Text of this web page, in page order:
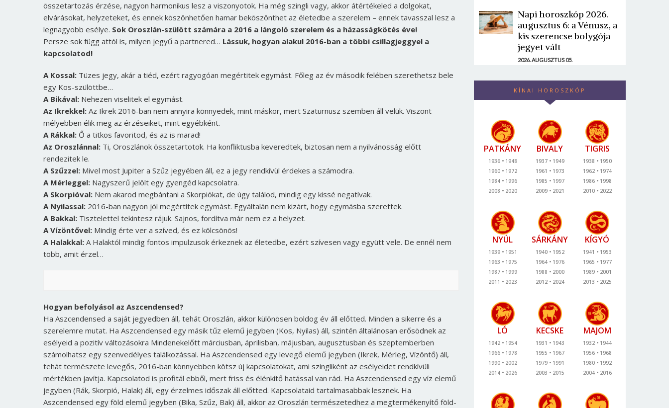
összetartozás érzése, nagyon harmonikus lesz a viszonyotok. Ha még szingli vagy, akkor átértékeled a dolgokat,
elvárásokat, helyzeteket, és ennek köszönhetően hamar beköszönthet az életedbe a szerelem – ennek tavasszal lesz a
legnagyobb esélye. Sok Oroszlán-szülött számára a 2016 a lángoló szerelem és a házasságkötés éve!
Persze sok függ attól is, milyen jegyű a partnered… Lássuk, hogyan alakul 2016-ban a többi csillagjeggyel a
kapcsolatod!
A Kossal: Tüzes jegy, akár a tiéd, ezért ragyogóan megértitek egymást. Főleg az év második felében szerethetsz bele
egy Kos-szülöttbe…
A Bikával: Nehezen viselitek el egymást.
Az Ikrekkel: Az Ikrek 2016-ban nem annyira könnyedek, mint máskor, mert Szaturnusz szemben áll velük. Viszont
mélyebben élik meg az érzéseiket, mint egyébként.
A Rákkal: Ő a titkos favoritod, és az is marad!
Az Oroszlánnal: Ti, Oroszlánok összetartotok. Ha konfliktusba keveredtek, biztosan nem a nyilvánosság előtt
rendezitek le.
A Szűzzel: Mivel most Jupiter a Szűz jegyében áll, ez a jegy rendkívül érdekes a számodra.
A Mérleggel: Nagyszerű jelölt egy gyengéd kapcsolatra.
A Skorpióval: Nem akarod megbántani a Skorpiókat, de úgy találod, mindig egy kissé negatívak.
A Nyilassal: 2016-ban nagyon jól megértitek egymást. Egyáltalán nem kizárt, hogy egymásba szerettek.
A Bakkal: Tisztelettel tekintesz rájuk. Sajnos, fordítva már nem ez a helyzet.
A Vízöntővel: Mindig érte ver a szíved, és ez kölcsönös!
A Halakkal: A Halaktól mindig fontos impulzusok érkeznek az életedbe, ezért szívesen vagy együtt vele. De ennél nem
több, amit érzel…
Hogyan befolyásol az Aszcendensed?
Ha Aszcendensed a saját jegyedben áll, tehát Oroszlán, akkor különösen boldog év áll előtted. Minden a sikerre és a
szerelemre mutat. Ha Aszcendensed egy másik tűz elemű jegyben (Kos, Nyilas) áll, szintén általánosan erősödnek az
esélyeid a pozitív változásokra Mindenekelőtt márciusban, áprilisban, májusban, augusztusban és szeptemberben
számolhatsz egy szenvedélyes találkozással. Ha Aszcendensed egy levegő elemű jegyben (Ikrek, Mérleg, Vízöntő) áll,
tehát természete levegős, 2016-ban könnyebben kötsz új kapcsolatokat, ami szingliként az esélyeidet rendkívüli
mértékben javítja. Kapcsolatod is profitál ebből, mert friss és élénkítő hatással van rád. Ha Aszcendensed egy víz elemű
jegyben (Rák, Skorpió, Halak) áll, egy érzelmes időszak áll előtted. Kapcsolataid tartalmasabbak lesznek. Ha
Aszcendensed egy föld elemű jegyben (Bika, Szűz, Bak) áll, akkor az Oroszlán természetedhez a megtermékenyítő föld-
Napi horoszkóp 2026.
augusztus 6: a Vénusz, a
kis szerencse bolygója
jegyet vált
2026. AUGUSZTUS 05.
KÍNAI HOROSZKÓP
PATKÁNY
1936
1948
1960
1972
1984
1996
2008
2020
BIVALY
1937
1949
1961
1973
1985
1997
2009
2021
TIGRIS
1938
1950
1962
1974
1986
1998
2010
2022
NYÚL
1939
1951
1963
1975
1987
1999
2011
2023
SÁRKÁNY
1940
1952
1964
1976
1988
2000
2012
2024
KÍGYÓ
1941
1953
1965
1977
1989
2001
2013
2025
LÓ
1942
1954
1966
1978
1990
2002
2014
2026
KECSKE
1931
1943
1955
1967
1979
1991
2003
2015
MAJOM
1932
1944
1956
1968
1980
1992
2004
2016
Borsonline bejelentkezés
E-mail cím vagy felhasználónév